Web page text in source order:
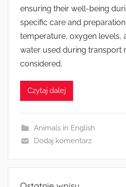
ensuring their well-being
specific care and
temperature, oxygen levels,
water used during transport
considered.
Czytaj dalej
Animals in English
Dodaj komentarz